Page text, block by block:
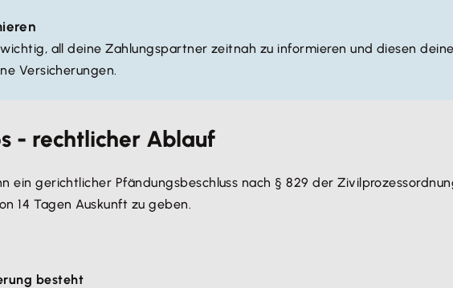
all deine Zahlungspartner zeitnah zu informieren und diesen deine
Versicherungen.
- rechtlicher Ablauf
ein gerichtlicher Pfändungsbeschluss nach § 829 der
14 Tagen Auskunft zu geben.
besteht